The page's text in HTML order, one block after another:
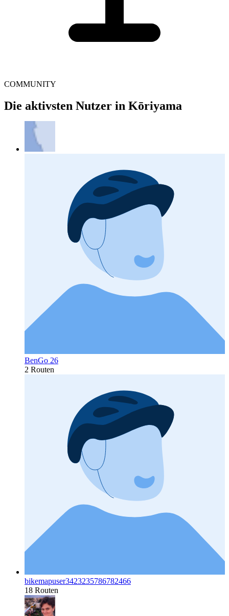
COMMUNITY
Die aktivsten Nutzer in Kōriyama
BenGo 26
2 Routen
bikemapuser3423235786782466
18 Routen